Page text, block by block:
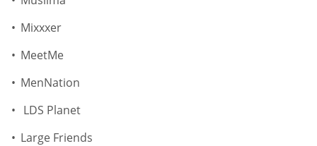
Mixxxer
MeetMe
MenNation
LDS Planet
Large Friends